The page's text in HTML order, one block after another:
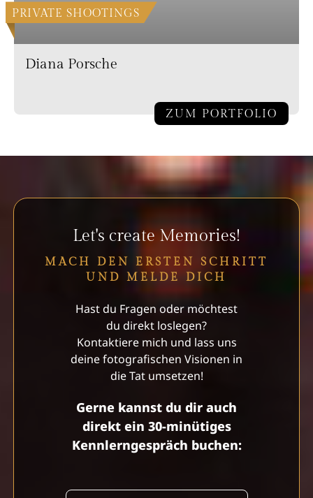
PRIVATE SHOOTINGS
Diana Porsche
ZUM PORTFOLIO
Let's create Memories!
MACH DEN ERSTEN SCHRITT
UND MELDE DICH
Hast du Fragen oder möchtest
du direkt loslegen?
Kontaktiere mich und lass uns
deine fotografischen Visionen in
die Tat umsetzen!
Gerne kannst du dir auch
direkt ein 30-minütiges
Kennlerngespräch buchen: